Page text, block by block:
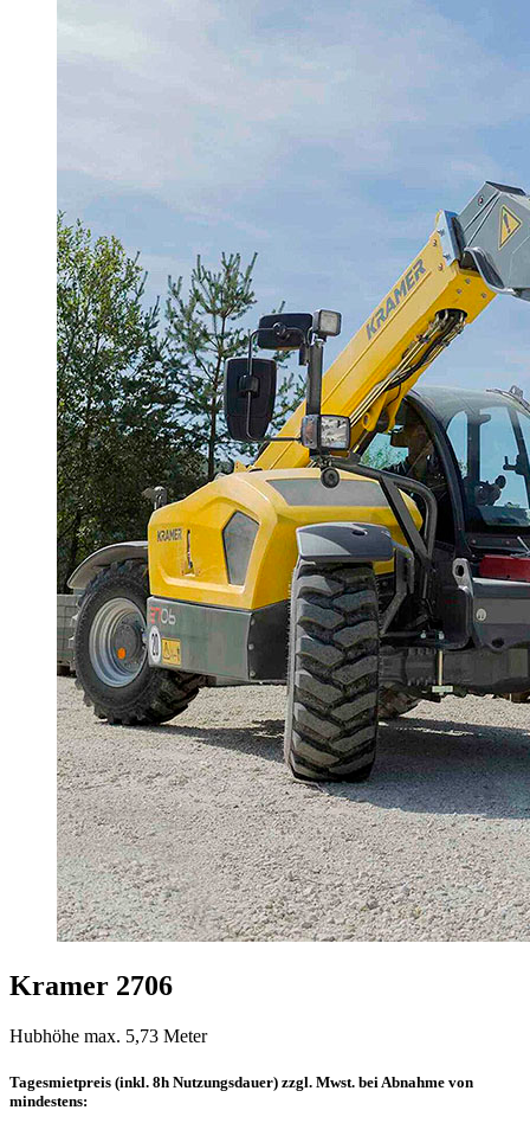
Kramer 2706
Hubhöhe max. 5,73 Meter
Tagesmietpreis (inkl. 8h Nutzungsdauer) zzgl. Mwst. bei Abnahme von
mindestens: